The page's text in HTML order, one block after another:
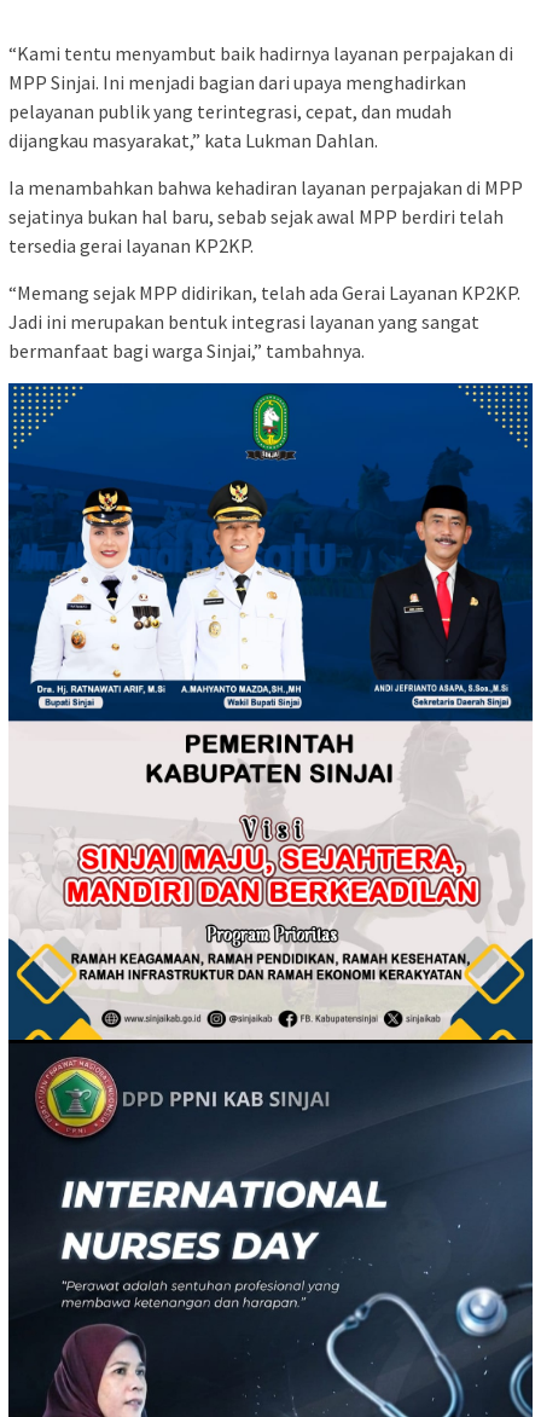
“Kami tentu menyambut baik hadirnya layanan perpajakan di
MPP Sinjai. Ini menjadi bagian dari upaya menghadirkan
pelayanan publik yang terintegrasi, cepat, dan mudah
dijangkau masyarakat,” kata Lukman Dahlan.
Ia menambahkan bahwa kehadiran layanan perpajakan di MPP
sejatinya bukan hal baru, sebab sejak awal MPP berdiri telah
tersedia gerai layanan KP2KP.
“Memang sejak MPP didirikan, telah ada Gerai Layanan KP2KP.
Jadi ini merupakan bentuk integrasi layanan yang sangat
bermanfaat bagi warga Sinjai,” tambahnya.